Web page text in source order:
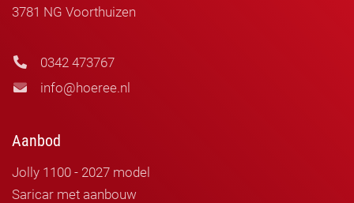
3781 NG Voorthuizen
0342 473767
info@hoeree.nl
Aanbod
Jolly 1100 - 2027 model
Saricar met aanbouw